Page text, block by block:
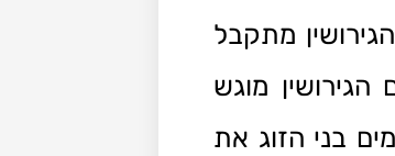
מתקבל
מוגש
בני הזוג את